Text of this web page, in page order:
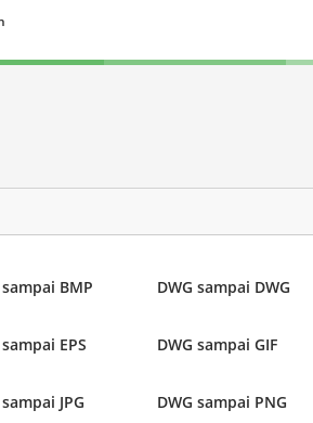
sampai BMP DWG sampai DWG
EPS DWG sampai GIF
JPG DWG sampai PNG